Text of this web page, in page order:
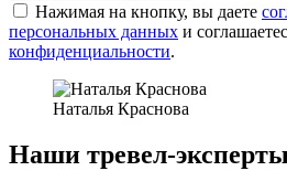
Нажимая на кнопку, вы даете
персональных данных и
конфиденциальности.
Наталья Краснова
Наши тревел-эксперты